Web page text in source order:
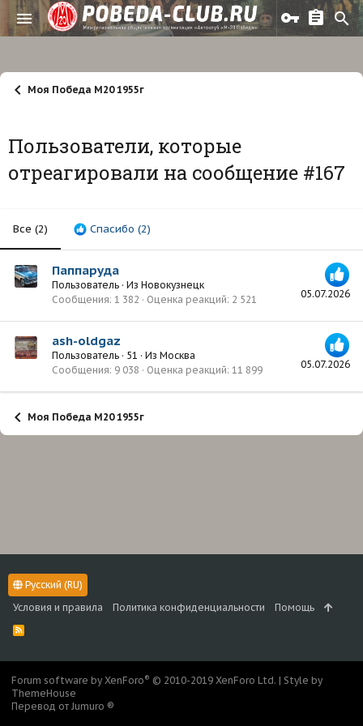
Моя Победа М20 1955г
Пользователи, которые
отреагировали на сообщение #167
Все (2) Спасибо (2)
05.07.2026
Паппаруда
Пользователь · Из Новокузнецк
Сообщения 1 382 Оценка реакций 2 521
05.07.2026
ash-oldgaz
Пользователь · 51 · Из Москва
Сообщения 9 038 Оценка реакций 11 899
Моя Победа М20 1955г
Русский (RU)
Условия и правила
Политика конфиденциальности Помощь
R
S
Forum software by XenForo® © 2010-2019 XenForo Ltd. | Style by
ThemeHouse
Перевод от Jumuro ®